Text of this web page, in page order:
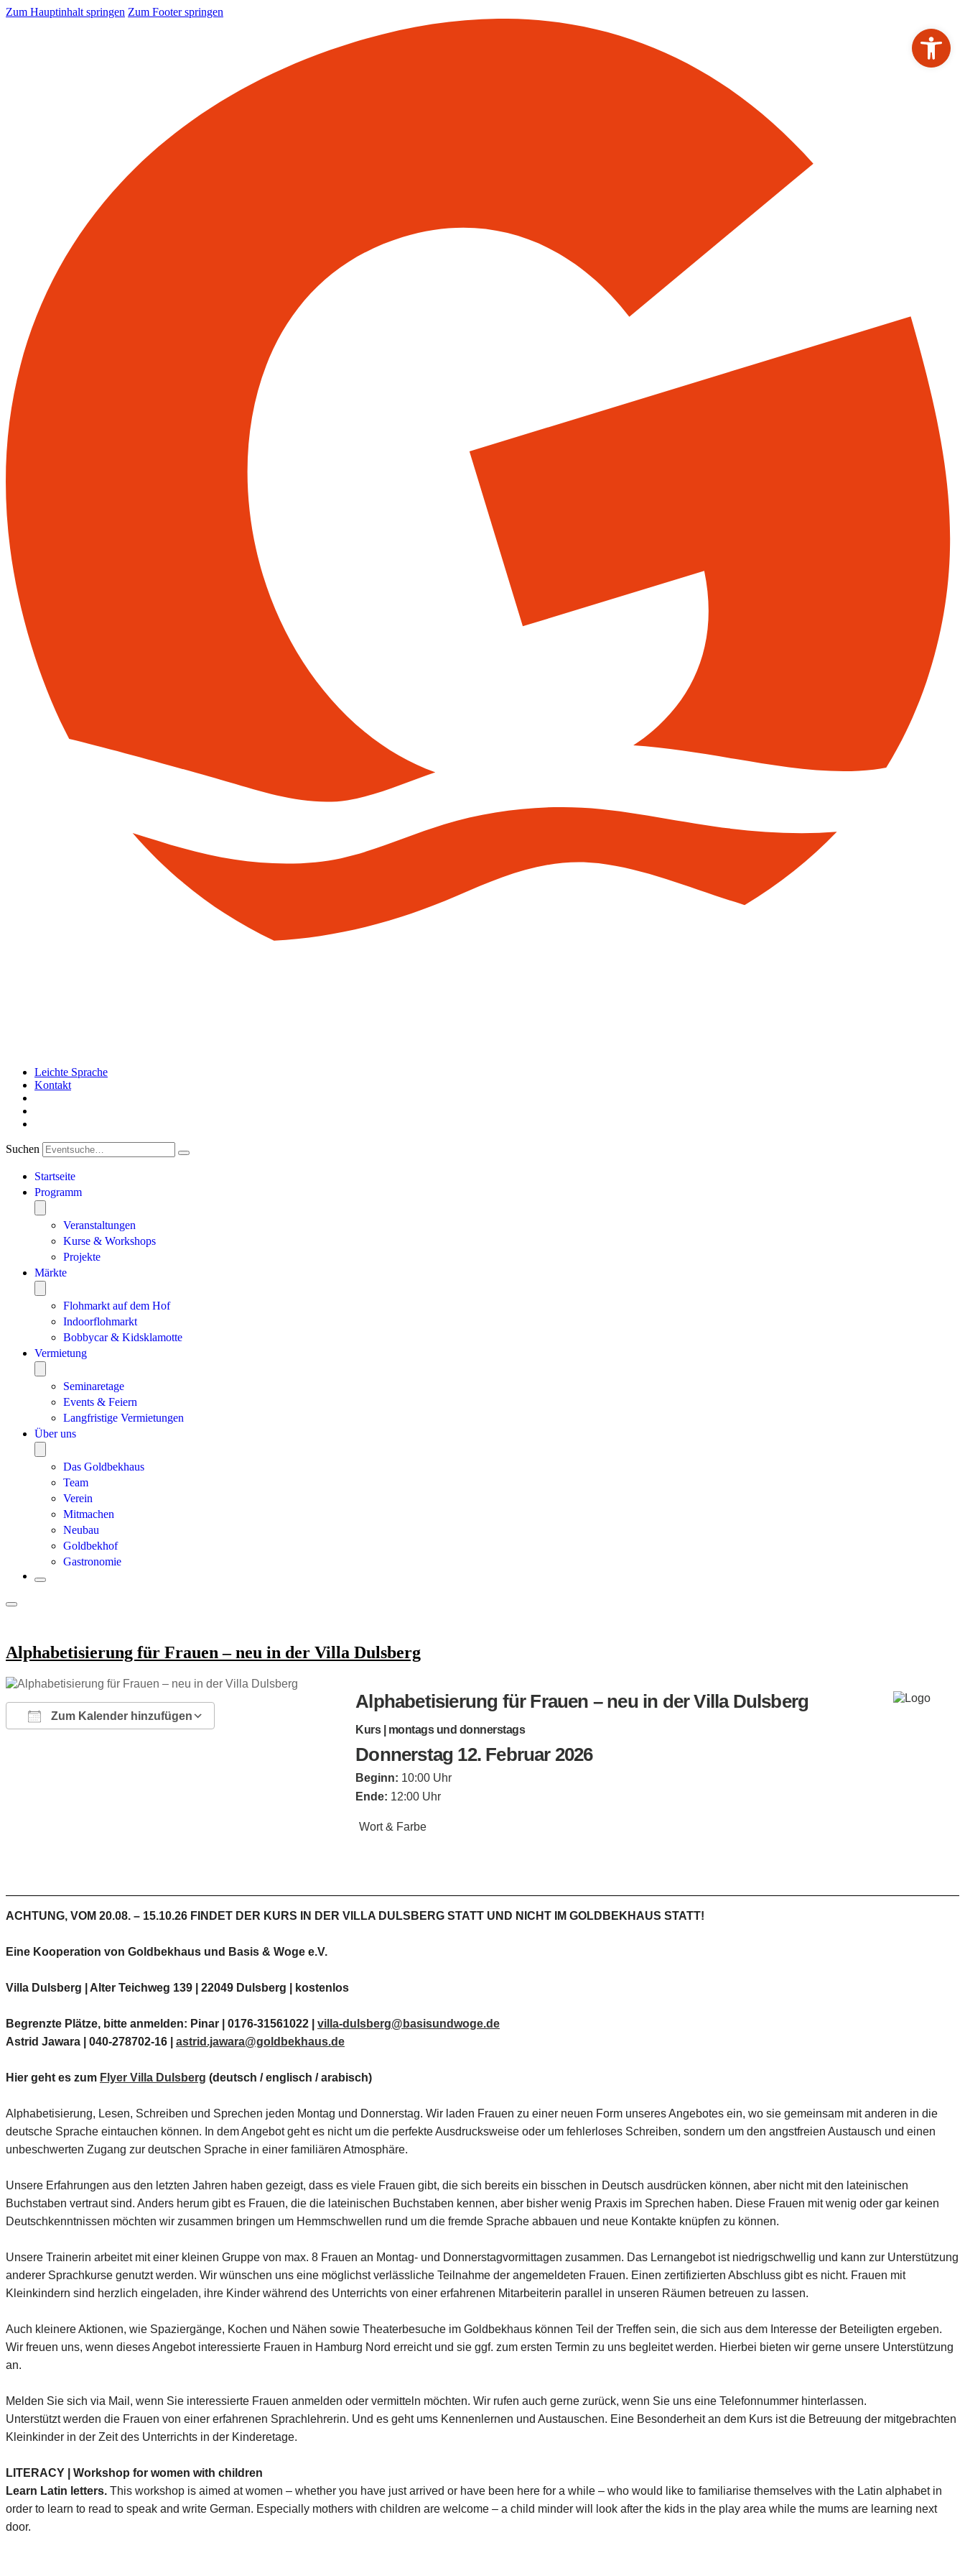
Zum Hauptinhalt springen Zum Footer springen
Leichte Sprache
Kontakt
Suchen
Startseite
Programm
Veranstaltungen
Kurse & Workshops
Projekte
Märkte
Flohmarkt auf dem Hof
Indoorflohmarkt
Bobbycar & Kidsklamotte
Vermietung
Seminaretage
Events & Feiern
Langfristige Vermietungen
Über uns
Das Goldbekhaus
Team
Verein
Mitmachen
Neubau
Goldbekhof
Gastronomie
Alphabetisierung für Frauen – neu in der Villa Dulsberg
Zum Kalender hinzufügen
Alphabetisierung für Frauen – neu in der Villa Dulsberg
Kurs | montags und donnerstags
Donnerstag 12. Februar 2026
Beginn: 10:00 Uhr
Ende: 12:00 Uhr
Wort & Farbe
ACHTUNG, VOM 20.08. – 15.10.26 FINDET DER KURS IN DER VILLA DULSBERG STATT UND NICHT IM GOLDBEKHAUS STATT!
Eine Kooperation von Goldbekhaus und Basis & Woge e.V.
Villa Dulsberg | Alter Teichweg 139 | 22049 Dulsberg | kostenlos
Begrenzte Plätze, bitte anmelden: Pinar | 0176-31561022 | villa-dulsberg@basisundwoge.de
Astrid Jawara | 040-278702-16 | astrid.jawara@goldbekhaus.de
Hier geht es zum Flyer Villa Dulsberg (deutsch / englisch / arabisch)
Alphabetisierung, Lesen, Schreiben und Sprechen jeden Montag und Donnerstag. Wir laden Frauen zu einer neuen Form unseres Angebotes ein, wo sie gemeinsam mit anderen in die
deutsche Sprache eintauchen können. In dem Angebot geht es nicht um die perfekte Ausdrucksweise oder um fehlerloses Schreiben, sondern um den angstfreien Austausch und einen
unbeschwerten Zugang zur deutschen Sprache in einer familiären Atmosphäre.
Unsere Erfahrungen aus den letzten Jahren haben gezeigt, dass es viele Frauen gibt, die sich bereits ein bisschen in Deutsch ausdrücken können, aber nicht mit den lateinischen
Buchstaben vertraut sind. Anders herum gibt es Frauen, die die lateinischen Buchstaben kennen, aber bisher wenig Praxis im Sprechen haben. Diese Frauen mit wenig oder gar keinen
Deutschkenntnissen möchten wir zusammen bringen um Hemmschwellen rund um die fremde Sprache abbauen und neue Kontakte knüpfen zu können.
Unsere Trainerin arbeitet mit einer kleinen Gruppe von max. 8 Frauen an Montag- und Donnerstagvormittagen zusammen. Das Lernangebot ist niedrigschwellig und kann zur Unterstützung
anderer Sprachkurse genutzt werden. Wir wünschen uns eine möglichst verlässliche Teilnahme der angemeldeten Frauen. Einen zertifizierten Abschluss gibt es nicht. Frauen mit
Kleinkindern sind herzlich eingeladen, ihre Kinder während des Unterrichts von einer erfahrenen Mitarbeiterin parallel in unseren Räumen betreuen zu lassen.
Auch kleinere Aktionen, wie Spaziergänge, Kochen und Nähen sowie Theaterbesuche im Goldbekhaus können Teil der Treffen sein, die sich aus dem Interesse der Beteiligten ergeben.
Wir freuen uns, wenn dieses Angebot interessierte Frauen in Hamburg Nord erreicht und sie ggf. zum ersten Termin zu uns begleitet werden. Hierbei bieten wir gerne unsere Unterstützung
an.
Melden Sie sich via Mail, wenn Sie interessierte Frauen anmelden oder vermitteln möchten. Wir rufen auch gerne zurück, wenn Sie uns eine Telefonnummer hinterlassen.
Unterstützt werden die Frauen von einer erfahrenen Sprachlehrerin. Und es geht ums Kennenlernen und Austauschen. Eine Besonderheit an dem Kurs ist die Betreuung der mitgebrachten
Kleinkinder in der Zeit des Unterrichts in der Kinderetage.
LITERACY | Workshop for women with children
Learn Latin letters. This workshop is aimed at women – whether you have just arrived or have been here for a while – who would like to familiarise themselves with the Latin alphabet in
order to learn to read to speak and write German. Especially mothers with children are welcome – a child minder will look after the kids in the play area while the mums are learning next
door.